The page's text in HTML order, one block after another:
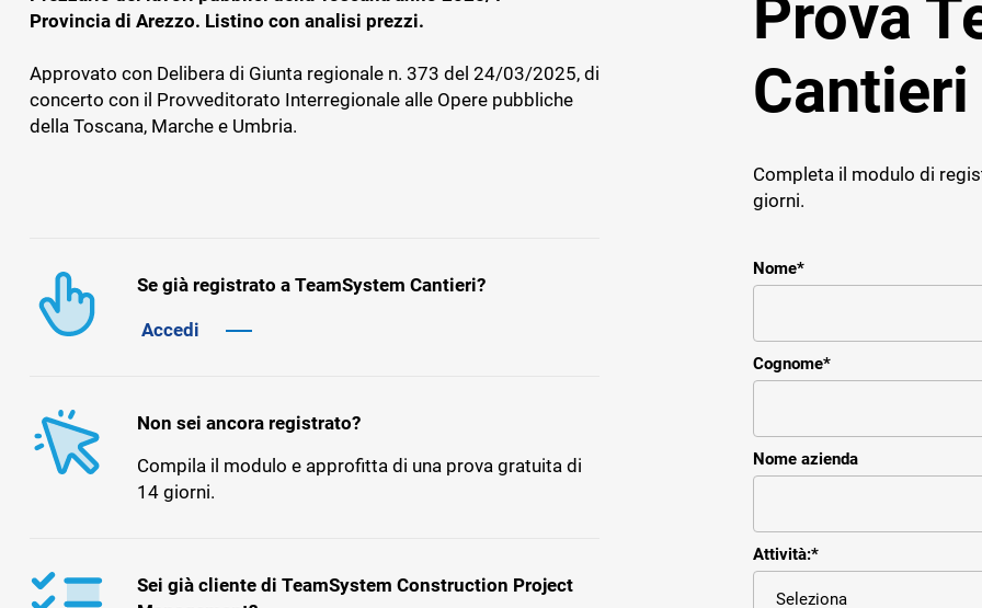
dipendenti
BADGE, ITP E SICUREZZA
GESTIONALE IMPRESE
Provincia di Arezzo. Listino con analisi prezzi.
Approvato con Delibera di Giunta regionale n. 373 del 24/03/2025, di
concerto con il Provveditorato Interregionale alle Opere pubbliche
della Toscana, Marche e Umbria.
Se già registrato a TeamSystem Cantieri?
Accedi
Non sei ancora registrato?
Compila il modulo e approfitta di una prova gratuita di
14 giorni.
Sei già cliente di TeamSystem Construction Project
Prova
Cantieri
Completa il modulo di
giorni.
Nome*
Cognome*
Nome azienda
Attività:*